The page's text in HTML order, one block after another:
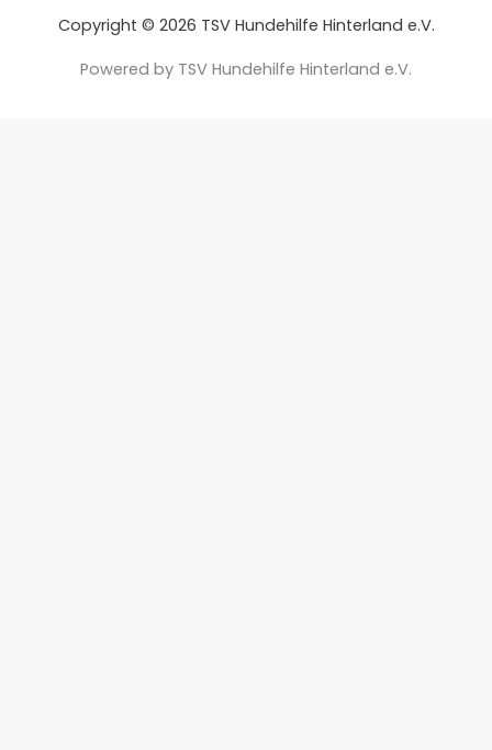
Copyright © 2026 TSV Hundehilfe Hinterland e.V.
Powered by TSV Hundehilfe Hinterland e.V.